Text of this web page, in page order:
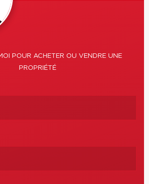
POUR ACHETER OU VENDRE UNE
PROPRIÉTÉ